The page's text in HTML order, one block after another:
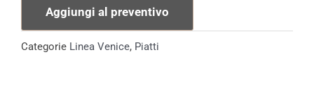
Aggiungi al preventivo
Categorie Linea Venice, Piatti